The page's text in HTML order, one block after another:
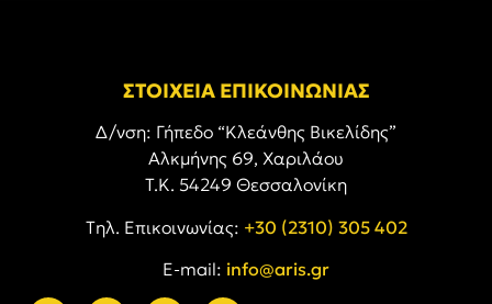
ΣΤΟΙΧΕΙΑ ΕΠΙΚΟΙΝΩΝΙΑΣ
Δ/νση: Γήπεδο “Κλεάνθης Βικελίδης”
Αλκμήνης 69, Χαριλάου
Τ.Κ. 54249 Θεσσαλονίκη
Tηλ. Επικοινωνίας: +30 (2310) 305 402
E-mail: info@aris.gr